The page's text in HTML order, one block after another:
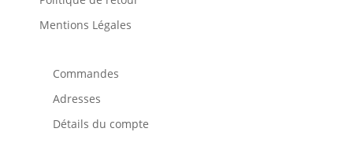
Mentions Légales
Commandes
Adresses
Détails du compte